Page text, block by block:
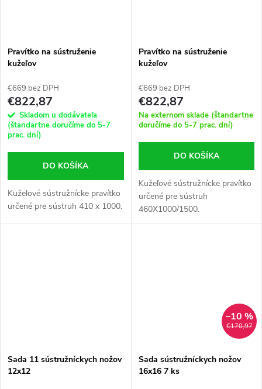
Pravítko na sústruženie
kužeľov
€669 bez DPH
€822,87
Skladom u dodávateľa
(štandartne doručíme do 5-7
prac. dní)
DO KOŠÍKA
Kuželové sústružnícke pravítko
určené pre sústruh 410 x 1000.
Pravítko na sústruženie
kužeľov
€669 bez DPH
€822,87
Na externom sklade (štandartne
doručíme do 5-7 prac. dní)
DO KOŠÍKA
Kužeľové sústružnícke pravítko
určené pre sústruh
460X1000/1500.
Sada 11 sústružníckych nožov
12x12
€170,97
–10 %
Sada sústružníckych nožov
16x16 7 ks